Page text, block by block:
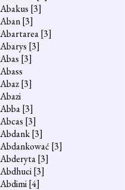
Abakus [3]
Aban[3]
Abartarea[3]
Abarys [3]
Abas [3]
Abass
Abaz[3]
Abazi
Abba[3]
Abcas [3]
Abdank[3]
Abdankować [3]
Abderyta[3]
Abdhuci[3]
Abdimi[4]